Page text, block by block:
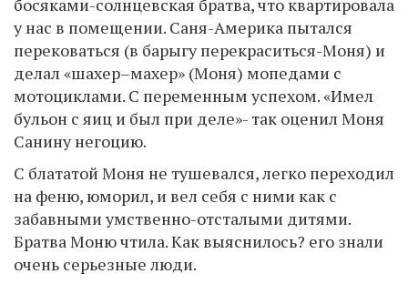
босяками-солнцевская братва, что квартировала
у нас в помещении. Саня-Америка пытался
перековаться (в барыгу перекраситься-Моня) и
делал «шахер–махер» (Моня) мопедами с
мотоциклами. С переменным успехом. «Имел
бульон с яиц и был при деле»- так оценил Моня
Санину негоцию.
С блататой Моня не тушевался, легко переходил
на феню, юморил, и вел себя с ними как с
забавными умственно-отсталыми дитями.
Братва Моню чтила. Как выяснилось? его знали
очень серьезные люди.